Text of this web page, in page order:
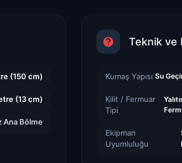
(150 cm)
(13 cm)
Ana Bölme
Teknik ve
Kumaş Yapısı Su
Kilit / Fermuar
Tipi
Ekipman
Uyumluluğu